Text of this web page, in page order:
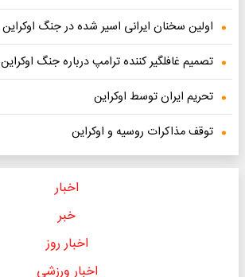
اولین سخنان ایرانی اسیر شده در جنگ اوکراین
تصمیم غافلگیر کننده ترامپ درباره جنگ اوکراین
تحریم ایران توسط اوکراین
توقف مذاکرات روسیه و اوکراین
اخبار
خبر
اخبار روز
اخبار ورزشی